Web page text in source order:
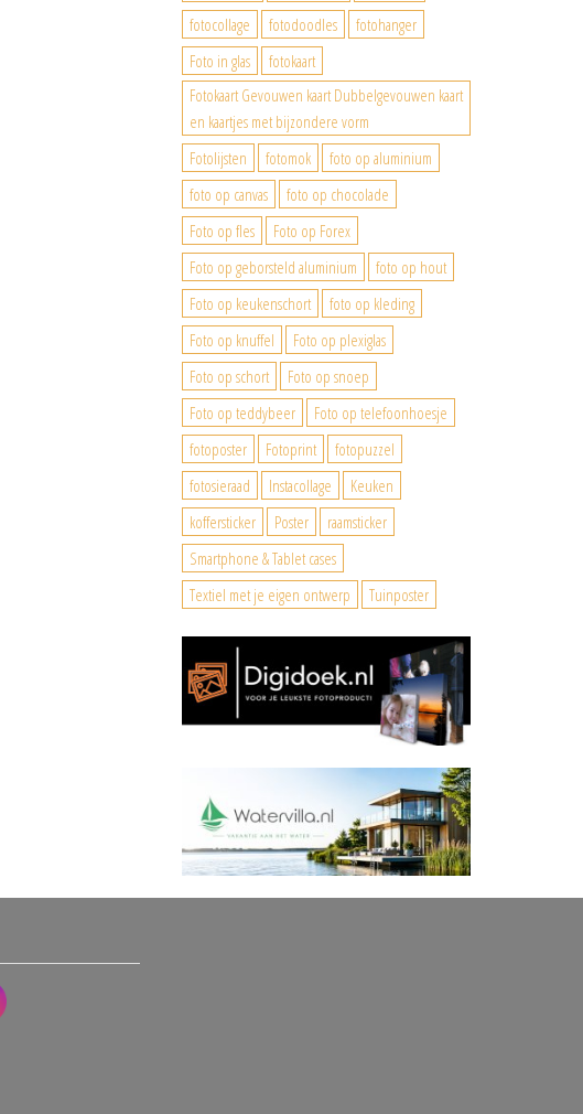
fotocollage
fotodoodles
fotohanger
Foto in glas
fotokaart
Fotokaart Gevouwen kaart Dubbelgevouwen kaart
en kaartjes met bijzondere vorm
Fotolijsten
fotomok
foto op aluminium
foto op canvas
foto op chocolade
Foto op fles
Foto op Forex
Foto op geborsteld aluminium
foto op hout
Foto op keukenschort
foto op kleding
Foto op knuffel
Foto op plexiglas
Foto op schort
Foto op snoep
Foto op teddybeer
Foto op telefoonhoesje
fotoposter
Fotoprint
fotopuzzel
fotosieraad
Instacollage
Keuken
koffersticker
Poster
raamsticker
Smartphone & Tablet cases
Textiel met je eigen ontwerp
Tuinposter